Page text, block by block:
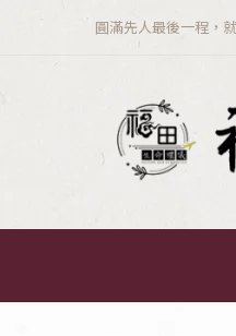
圓滿先人最後一程，